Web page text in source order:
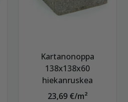
Kartanonoppa
138x138x60
hiekanruskea
23,69 €/m²